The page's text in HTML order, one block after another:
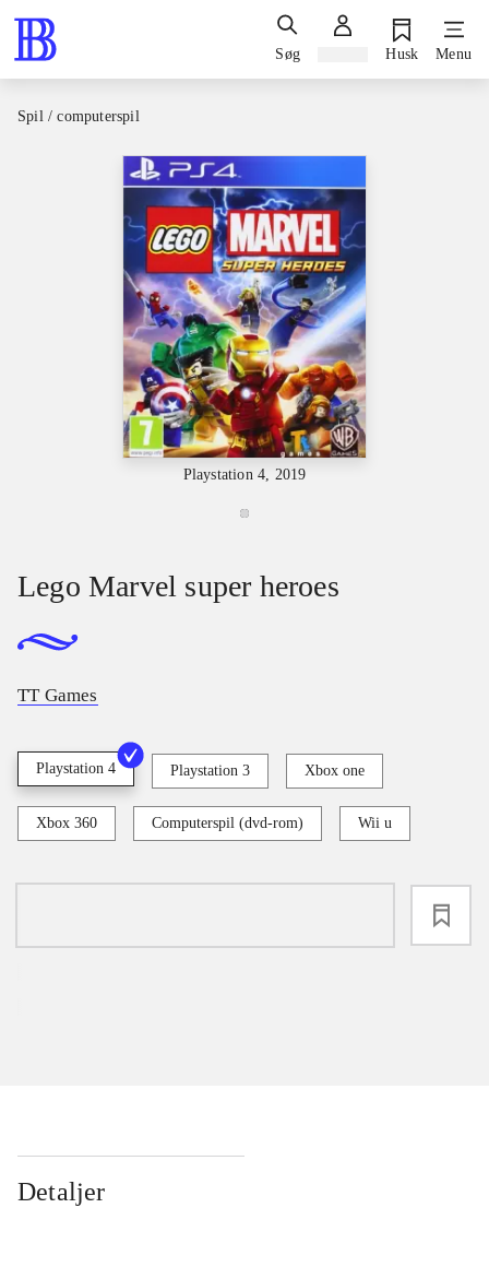
Søg Husk Menu
Spil / computerspil
Playstation 4, 2019
Lego Marvel super heroes
TT Games
Playstation 4 Playstation 3 Xbox one
Xbox 360 Computerspil (dvd-rom) Wii u
Detaljer